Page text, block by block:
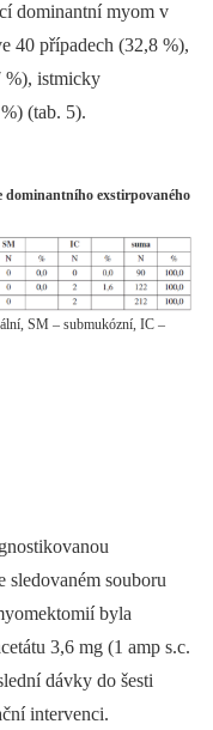
dominantní myom v
40 případech (32,8 %),
%), istmicky
(tab. 5).
exstirpovaného
SM – submukózní, IC –
sledovaném souboru
byla
3,6 mg (1 amp s.c.
dávky do šesti
intervenci.